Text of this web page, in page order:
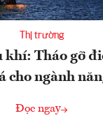
Thị trường
khí: Tháo gỡ
cho ngành
Đọc ngay